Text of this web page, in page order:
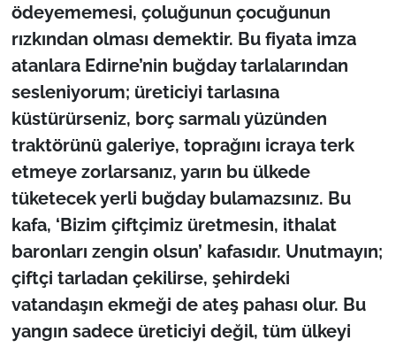
ödeyememesi, çoluğunun çocuğunun
rızkından olması demektir. Bu fiyata imza
atanlara Edirne’nin buğday tarlalarından
sesleniyorum; üreticiyi tarlasına
küstürürseniz, borç sarmalı yüzünden
traktörünü galeriye, toprağını icraya terk
etmeye zorlarsanız, yarın bu ülkede
tüketecek yerli buğday bulamazsınız. Bu
kafa, ‘Bizim çiftçimiz üretmesin, ithalat
baronları zengin olsun’ kafasıdır. Unutmayın;
çiftçi tarladan çekilirse, şehirdeki
vatandaşın ekmeği de ateş pahası olur. Bu
yangın sadece üreticiyi değil, tüm ülkeyi